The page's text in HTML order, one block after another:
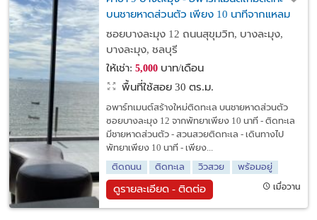
บนชายหาดส่วนตัว เพียง 10 นาทีจากแหลม
ฉบัง
ซอยบางละมุง 12 ถนนสุขุมวิท, บางละมุง,
บางละมุง, ชลบุรี
ให้เช่า: 5,000บาท/เดือน
พื้นที่ใช้สอย 30 ตร.ม.
อพาร์ทเมนต์สร้างใหม่ติดทะเล บนชายหาดส่วนตัว
ซอยบางละมุง 12 จากพัทยาเพียง 10 นาที - ติดทะเล
มีชายหาดส่วนตัว - สวนสวยติดทะเล - เดินทางไป
พัทยาเพียง 10 นาที - เพียง...
ติดถนน
ติดทะเล วิวสวย พร้อมอยู่
ดูรายละเอียด - ติดต่อ เมื่อวาน